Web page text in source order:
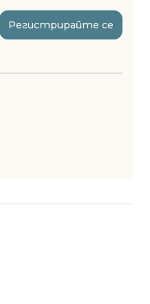
Регистрирайте се